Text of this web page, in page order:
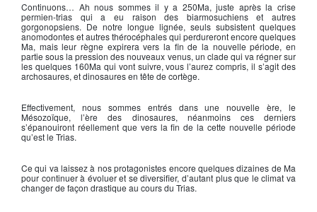
Continuons… Ah nous sommes il y a 250Ma, juste après la crise
permien-trias qui a eu raison des biarmosuchiens et autres
gorgonopsiens. De notre longue lignée, seuls subsistent quelques
anomodontes et autres thérocéphales qui perdureront encore quelques
Ma, mais leur règne expirera vers la fin de la nouvelle période, en
partie sous la pression des nouveaux venus, un clade qui va régner sur
les quelques 160Ma qui vont suivre, vous l’aurez compris, il s’agit des
archosaures, et dinosaures en tête de cortège.
Effectivement, nous sommes entrés dans une nouvelle ère, le
Mésozoïque, l’ère des dinosaures, néanmoins ces derniers
s’épanouiront réellement que vers la fin de la cette nouvelle période
qu’est le Trias.
Ce qui va laissez à nos protagonistes encore quelques dizaines de Ma
pour continuer à évoluer et se diversifier, d’autant plus que le climat va
changer de façon drastique au cours du Trias.